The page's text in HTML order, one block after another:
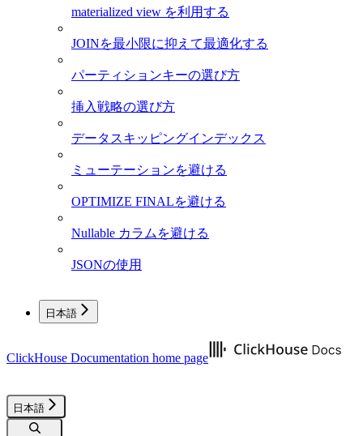
materialized view を利用する
JOINを最小限に抑えて最適化する
パーティションキーの選び方
挿入戦略の選び方
データスキッピングインデックス
ミューテーションを避ける
OPTIMIZE FINALを避ける
Nullable カラムを避ける
JSONの使用
日本語
ClickHouse Documentation home page
日本語